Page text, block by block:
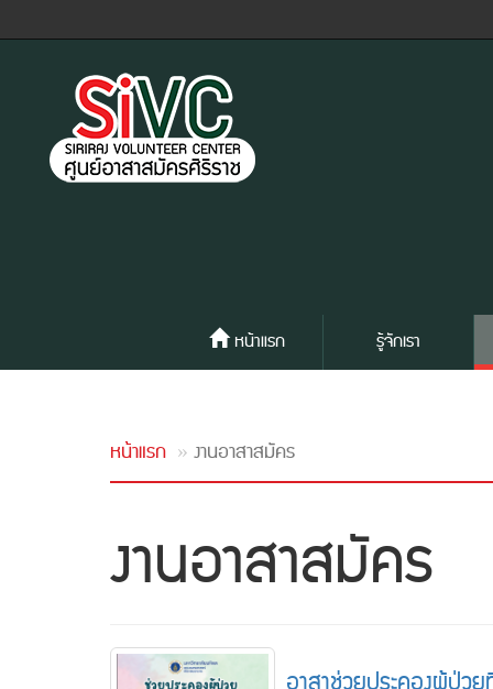
หน้าแรก รู้จักเรา
หน้าแรก งานอาสาสมัคร
งานอาสาสมัคร